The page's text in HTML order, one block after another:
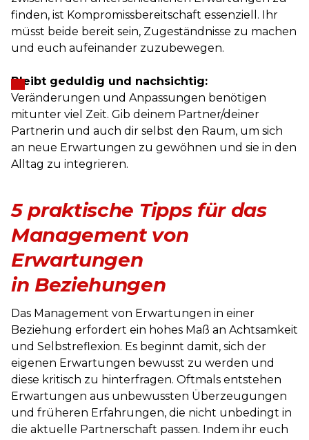
finden, ist Kompromissbereitschaft essenziell. Ihr
müsst beide bereit sein, Zugeständnisse zu machen
und euch aufeinander zuzubewegen.
Bleibt geduldig und nachsichtig:
Veränderungen und Anpassungen benötigen
mitunter viel Zeit. Gib deinem Partner/deiner
Partnerin und auch dir selbst den Raum, um sich
an neue Erwartungen zu gewöhnen und sie in den
Alltag zu integrieren.
5 praktische Tipps für das
Management von
Erwartungen
in Beziehungen
Das Management von Erwartungen in einer
Beziehung erfordert ein hohes Maß an Achtsamkeit
und Selbstreflexion. Es beginnt damit, sich der
eigenen Erwartungen bewusst zu werden und
diese kritisch zu hinterfragen. Oftmals entstehen
Erwartungen aus unbewussten Überzeugungen
und früheren Erfahrungen, die nicht unbedingt in
die aktuelle Partnerschaft passen. Indem ihr euch